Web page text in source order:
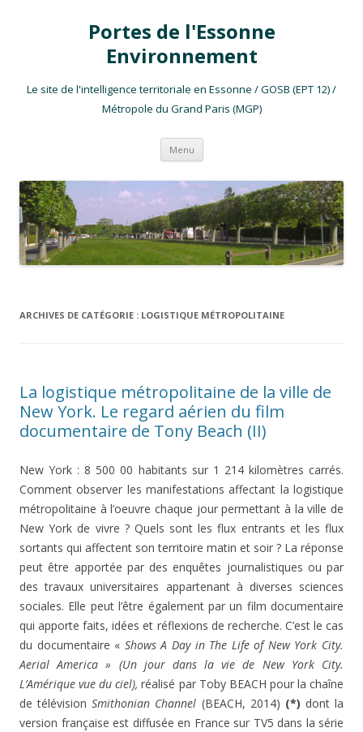
Portes de l'Essonne
Environnement
Le site de l'intelligence territoriale en Essonne / GOSB (EPT 12) /
Métropole du Grand Paris (MGP)
Menu Aller au contenu
ARCHIVES DE CATÉGORIE : LOGISTIQUE MÉTROPOLITAINE
La logistique métropolitaine de la ville de
New York. Le regard aérien du film
documentaire de Tony Beach (II)
New York : 8 500 00 habitants sur 1 214 kilomètres carrés.
Comment observer les manifestations affectant la logistique
métropolitaine à l’oeuvre chaque jour permettant à la ville de
New York de vivre ? Quels sont les flux entrants et les flux
sortants qui affectent son territoire matin et soir ? La réponse
peut être apportée par des enquêtes journalistiques ou par
des travaux universitaires appartenant à diverses sciences
sociales. Elle peut l’être également par un film documentaire
qui apporte faits, idées et réflexions de recherche. C’est le cas
du documentaire « Shows A Day in The Life of New York City.
Aerial America » (Un jour dans la vie de New York City.
L’Amérique vue du ciel),réalisé par Toby BEACH pour la chaîne
de télévisionSmithonian Channel (BEACH, 2014) (*) dont la
version française est diffusée en France sur TV5 dans la série